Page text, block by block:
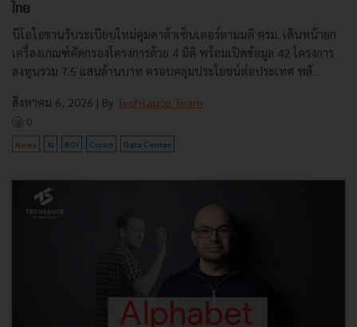
ไทย
บีโอไอขานรับระเบียบใหม่คุมดาต้าเซ็นเตอร์ตามมติ ครม. เดินหน้ายก
เครื่องเกณฑ์คัดกรองโครงการด้วย 4 มิติ พร้อมเปิดข้อมูล 42 โครงการ
ลงทุนรวม 7.5 แสนล้านบาท ครอบคลุมประโยชน์ต่อประเทศ พลั...
สิงหาคม 6, 2026 | By Techsauce Team
0
News AI BOI Cloud Data Center